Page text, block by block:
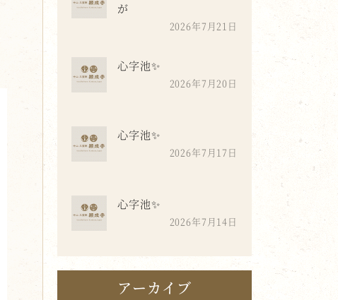
が
2026年7月21日
心字池✨
2026年7月20日
心字池✨
2026年7月17日
心字池✨
2026年7月14日
アーカイブ